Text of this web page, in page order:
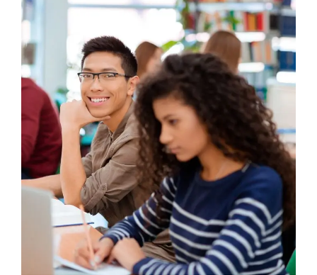
বাড়াতে
কিছু
প্রয়োজনীয়
এপস
জীবনকে সুন্দর করার টিপস